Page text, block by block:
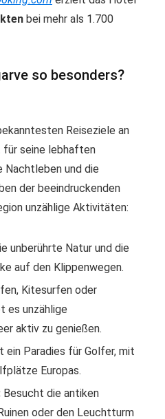
bei mehr als 1.700
so besonders?
Reiseziele an
für seine lebhaften
Nachtleben und die
der beeindruckenden
unzählige Aktivitäten:
unberührte Natur und die
auf den Klippenwegen.
Kitesurfen oder
es unzählige
aktiv zu genießen.
ein Paradies für Golfer, mit
Europas.
Besucht die antiken
oder den Leuchtturm